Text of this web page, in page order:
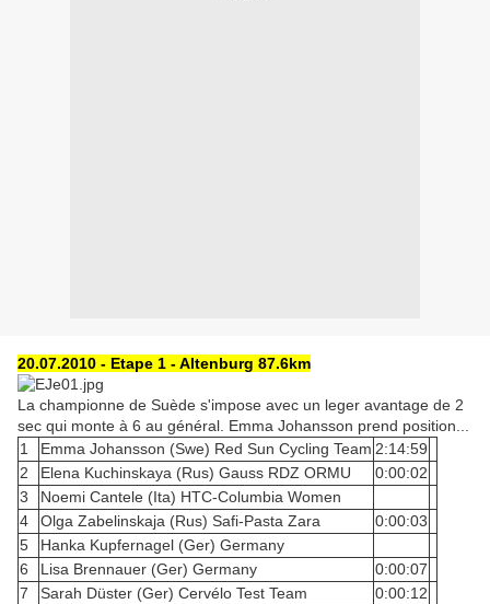
20.07.2010 - Etape 1 - Altenburg 87.6km
La championne de Suède s'impose avec un leger avantage de 2
sec qui monte à 6 au général. Emma Johansson prend position...
1
Emma Johansson (Swe) Red Sun Cycling Team 2:14:59
2
Elena Kuchinskaya (Rus) Gauss RDZ ORMU
0:00:02
3
Noemi Cantele (Ita) HTC-Columbia Women
4
Olga Zabelinskaja (Rus) Safi-Pasta Zara
0:00:03
5
Hanka Kupfernagel (Ger) Germany
6
Lisa Brennauer (Ger) Germany
0:00:07
7
Sarah Düster (Ger) Cervélo Test Team
0:00:12